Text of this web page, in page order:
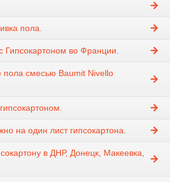
пола.
Гипсокартоном во Франции.
смесью Baumit Nivello
на один лист гипсокартона.
в ДНР, Донецк, Макеевка,